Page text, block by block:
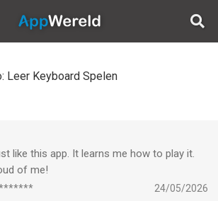
AppWereld
Leer Keyboard Spelen
like this app. It learns me how to play it.
of me!
24/05/2026